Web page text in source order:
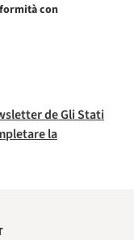
con
de Gli Stati
la